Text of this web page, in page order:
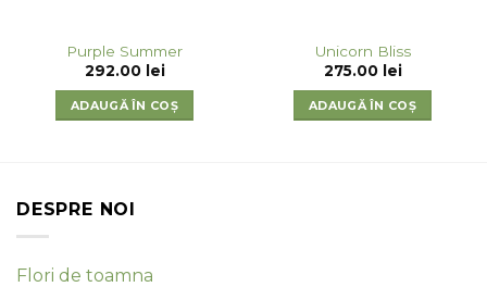
Purple Summer
292.00
lei
ADAUGĂ ÎN COȘ
Unicorn Bliss
275.00
lei
ADAUGĂ ÎN COȘ
DESPRE NOI
Flori de toamna